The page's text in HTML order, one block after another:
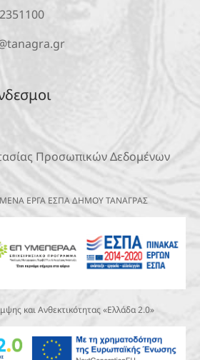
Προσωπικών Δεδομένων
ΕΡΓΑ ΕΣΠΑ ΔΗΜΟΥ ΤΑΝΑΓΡΑΣ
και Ανθεκτικότητας «Ελλάδα 2.0»